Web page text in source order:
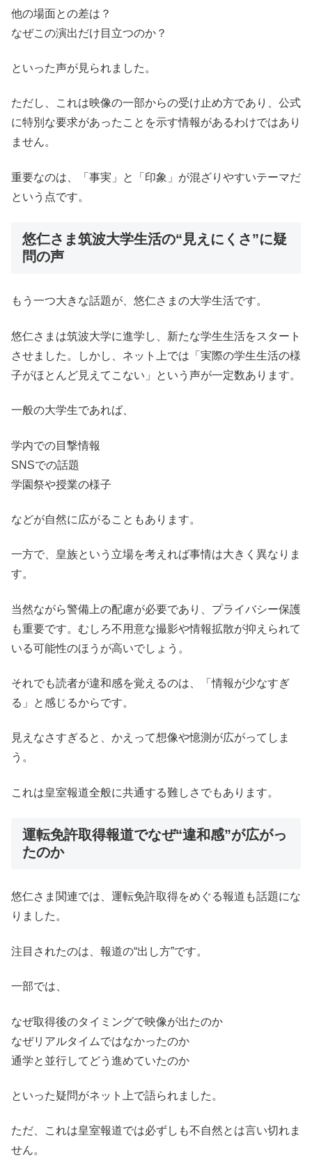
他の場面との差は？
なぜこの演出だけ目立つのか？
といった声が見られました。
ただし、これは映像の一部からの受け止め方であり、公式
に特別な要求があったことを示す情報があるわけではあり
ません。
重要なのは、「事実」と「印象」が混ざりやすいテーマだ
という点です。
悠仁さま筑波大学生活の“見えにくさ”に疑
問の声
もう一つ大きな話題が、悠仁さまの大学生活です。
悠仁さまは筑波大学に進学し、新たな学生生活をスタート
させました。しかし、ネット上では「実際の学生生活の様
子がほとんど見えてこない」という声が一定数あります。
一般の大学生であれば、
学内での目撃情報
SNSでの話題
学園祭や授業の様子
などが自然に広がることもあります。
一方で、皇族という立場を考えれば事情は大きく異なりま
す。
当然ながら警備上の配慮が必要であり、プライバシー保護
も重要です。むしろ不用意な撮影や情報拡散が抑えられて
いる可能性のほうが高いでしょう。
それでも読者が違和感を覚えるのは、「情報が少なすぎ
る」と感じるからです。
見えなさすぎると、かえって想像や憶測が広がってしま
う。
これは皇室報道全般に共通する難しさでもあります。
運転免許取得報道でなぜ“違和感”が広がっ
たのか
悠仁さま関連では、運転免許取得をめぐる報道も話題にな
りました。
注目されたのは、報道の“出し方”です。
一部では、
なぜ取得後のタイミングで映像が出たのか
なぜリアルタイムではなかったのか
通学と並行してどう進めていたのか
といった疑問がネット上で語られました。
ただ、これは皇室報道では必ずしも不自然とは言い切れま
せん。